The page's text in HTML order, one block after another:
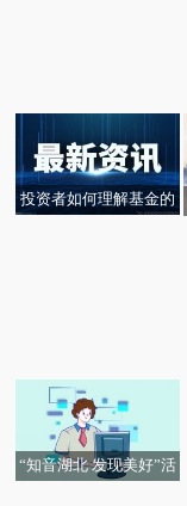
投资者如何理解基金的
“知音湖北 发现美好”活